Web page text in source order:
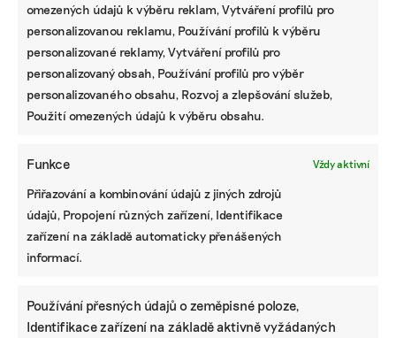
omezených údajů k výběru reklam, Vytváření profilů pro
personalizovanou reklamu, Používání profilů k výběru
personalizované reklamy, Vytváření profilů pro
personalizovaný obsah, Používání profilů pro výběr
personalizovaného obsahu, Rozvoj a zlepšování služeb,
Použití omezených údajů k výběru obsahu.
Funkce Vždy aktivní
Přiřazování a kombinování údajů z jiných zdrojů
údajů, Propojení různých zařízení, Identifikace
zařízení na základě automaticky přenášených
informací.
Používání přesných údajů o zeměpisné poloze,
Identifikace zařízení na základě aktivně vyžádaných